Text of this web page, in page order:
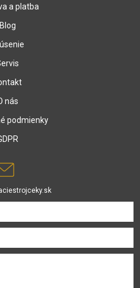
a platba
Blog
nás
podmienky